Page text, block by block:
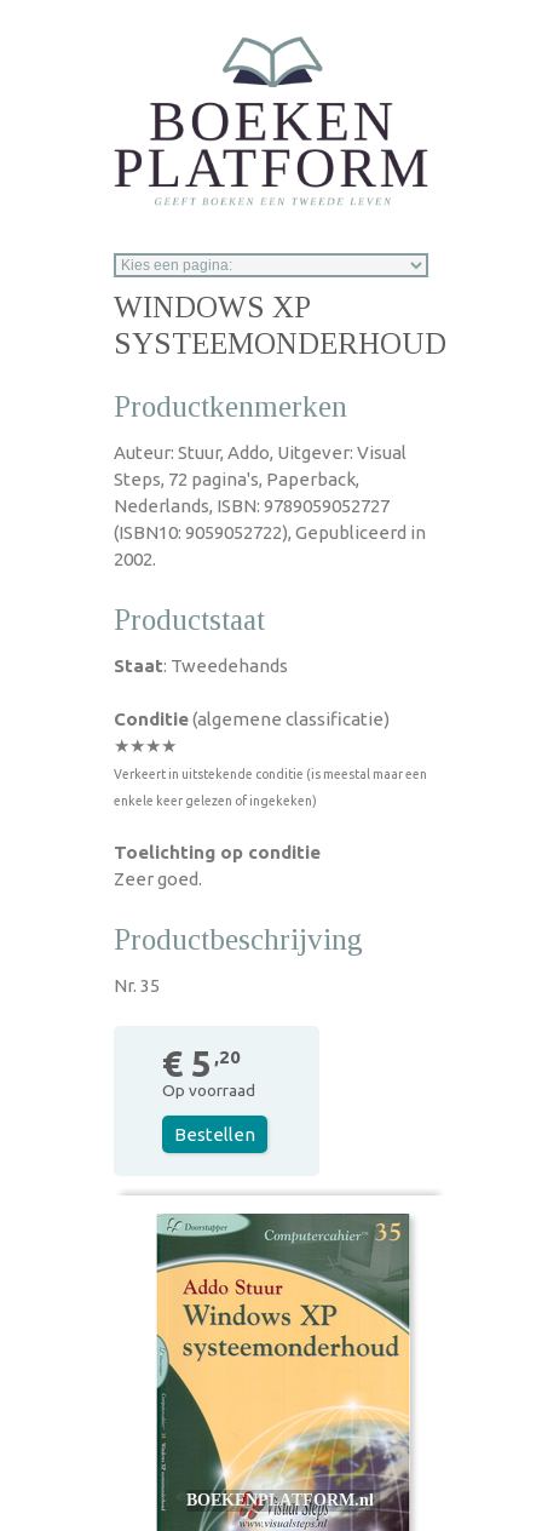
WINDOWS XP
SYSTEEMONDERHOUD
Productkenmerken
Auteur: Stuur, Addo, Uitgever: Visual
Steps, 72 pagina's, Paperback,
Nederlands, ISBN: 9789059052727
(ISBN10: 9059052722), Gepubliceerd in
2002.
Productstaat
Staat: Tweedehands
Conditie(algemene classificatie)
★★★★
Verkeert in uitstekende conditie (is meestal maar een
enkele keer gelezen of ingekeken)
Toelichting op conditie
Zeer goed.
Productbeschrijving
Nr. 35
€ 5 ,20
Op voorraad
Bestellen